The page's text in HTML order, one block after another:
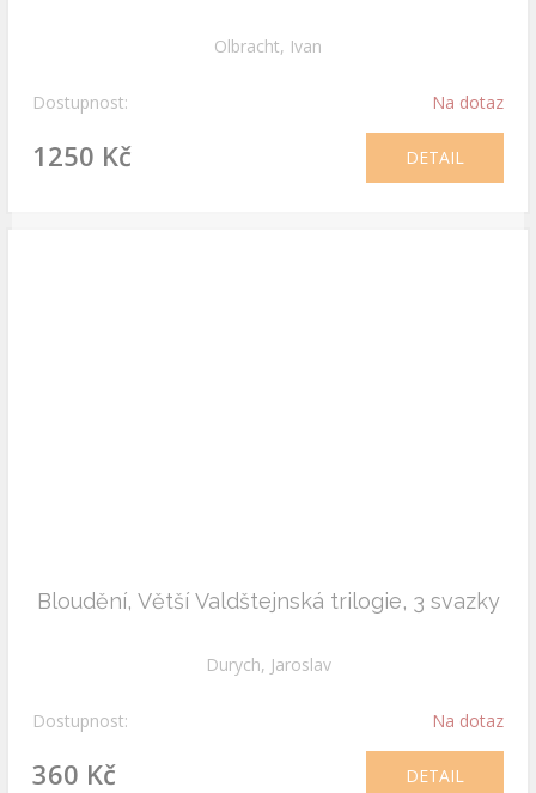
Olbracht, Ivan
Dostupnost: Na dotaz
1250 Kč DETAIL
Bloudění, Větší Valdštejnská trilogie, 3 svazky
Durych, Jaroslav
Dostupnost: Na dotaz
360 Kč DETAIL